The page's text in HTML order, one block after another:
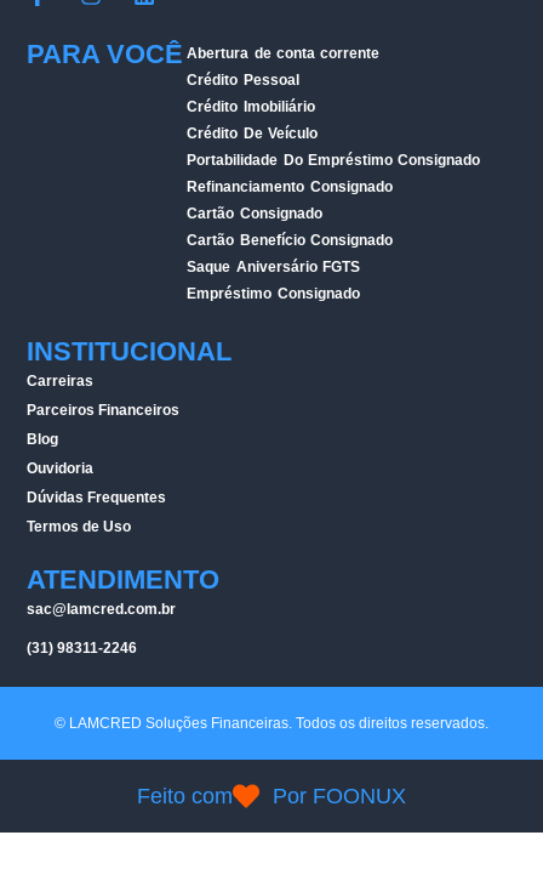
INSTITUCIONAL
Carreiras
Parceiros Financeiros
Blog
Ouvidoria
Dúvidas Frequentes
Termos de Uso
PARA VOCÊ Abertura de conta corrente
Crédito Pessoal
Crédito Imobiliário
Crédito De Veículo
Portabilidade Do Empréstimo Consignado
Refinanciamento Consignado
Cartão Consignado
Cartão Benefício Consignado
Saque Aniversário FGTS
Empréstimo Consignado
ATENDIMENTO
sac@lamcred.com.br
(31) 98311-2246
© LAMCRED Soluções Financeiras. Todos os direitos reservados.
Feito com Por FOONUX